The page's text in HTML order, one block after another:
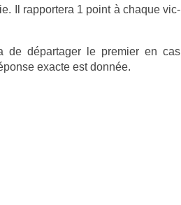
Il rap­portera 1 point à chaque vic­
de dépar­tag­er le pre­mi­er en cas
ex­ac­te est donnée.